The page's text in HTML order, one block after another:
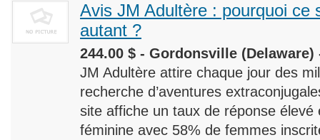
Avis JM Adultère : pourquoi ce
autant ?
244.00 $ - Gordonsville (Delaware)
JM Adultère attire chaque jour des
recherche d’aventures
site affiche un taux de réponse
féminine avec 58% de femmes